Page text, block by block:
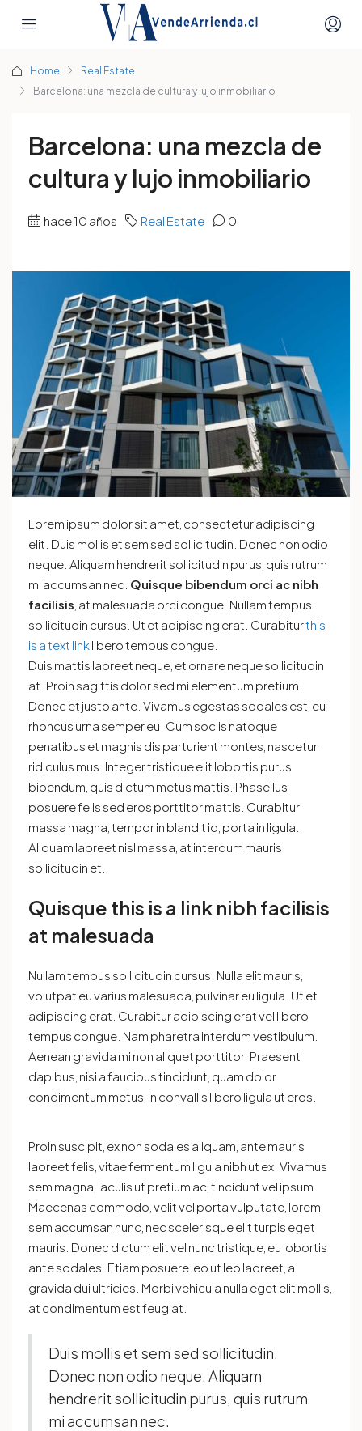
Home
Real Estate
Barcelona: una mezcla de cultura y lujo inmobiliario
Barcelona: una mezcla de
cultura y lujo inmobiliario
hace 10 años Real Estate 0
Lorem ipsum dolor sit amet, consectetur adipiscing
elit. Duis mollis et sem sed sollicitudin. Donec non odio
neque. Aliquam hendrerit sollicitudin purus, quis rutrum
mi accumsan nec. Quisque bibendum orci ac nibh
facilisis , at malesuada orci congue. Nullam tempus
sollicitudin cursus. Ut et adipiscing erat. Curabiturthis
is a text linklibero tempus congue.
Duis mattis laoreet neque, et ornare neque sollicitudin
at. Proin sagittis dolor sed mi elementum pretium.
Donec et justo ante. Vivamus egestas sodales est, eu
rhoncus urna semper eu. Cum sociis natoque
penatibus et magnis dis parturient montes, nascetur
ridiculus mus. Integer tristique elit lobortis purus
bibendum, quis dictum metus mattis. Phasellus
posuere felis sed eros porttitor mattis. Curabitur
massa magna, tempor in blandit id, porta in ligula.
Aliquam laoreet nisl massa, at interdum mauris
sollicitudin et.
Quisque this is a link nibh facilisis
at malesuada
Nullam tempus sollicitudin cursus. Nulla elit mauris,
volutpat eu varius malesuada, pulvinar eu ligula. Ut et
adipiscing erat. Curabitur adipiscing erat vel libero
tempus congue. Nam pharetra interdum vestibulum.
Aenean gravida mi non aliquet porttitor. Praesent
dapibus, nisi a faucibus tincidunt, quam dolor
condimentum metus, in convallis libero ligula ut eros.
Proin suscipit, ex non sodales aliquam, ante mauris
laoreet felis, vitae fermentum ligula nibh ut ex. Vivamus
sem magna, iaculis ut pretium ac, tincidunt vel ipsum.
Maecenas commodo, velit vel porta vulputate, lorem
sem accumsan nunc, nec scelerisque elit turpis eget
mauris. Donec dictum elit vel nunc tristique, eu lobortis
ante sodales. Etiam posuere leo ut leo laoreet, a
gravida dui ultricies. Morbi vehicula nulla eget elit mollis,
at condimentum est feugiat.
Duis mollis et sem sed sollicitudin.
Donec non odio neque. Aliquam
hendrerit sollicitudin purus, quis rutrum
mi accumsan nec.